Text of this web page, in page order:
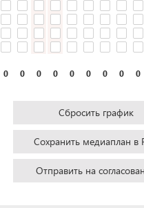
0 0 0 0 0 0 0 0 0
Сбросить график
Сохранить медиаплан в
Отправить на